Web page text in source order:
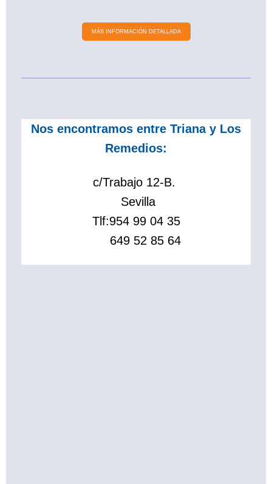
MÁS INFORMACIÓN DETALLADA
Nos encontramos entre Triana y Los
Remedios:
c/Trabajo 12-B.
Sevilla
Tlf:954 99 04 35
649 52 85 64